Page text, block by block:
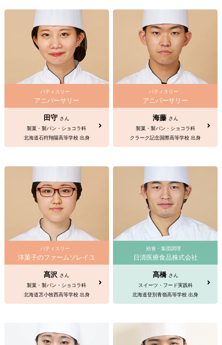
パティスリー
アニバーサリー
田守 さん
製菓・製パン・ショコラ科
北海道石狩翔陽高等学校 出身
パティスリー
アニバーサリー
海藤 さん
製菓・製パン・ショコラ科
クラーク記念国際高等学校 出身
パティスリー
洋菓子のファームソレイユ
髙沢 さん
製菓・製パン・ショコラ科
北海道苫小牧西高等学校 出身
給食・集団調理
日清医療食品株式会社
髙橋 さん
スイーツ・フード実践科
北海道登別青嶺高等学校 出身